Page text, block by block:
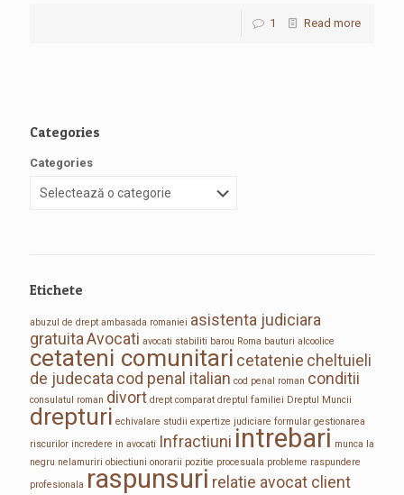
1 Read more
Categories
Categories
Etichete
abuzul de drept ambasada romaniei asistenta judiciara
gratuitaAvocati avocati stabiliti barou Roma bauturi alcoolice
cetateni comunitari cetatenie cheltuieli
de judecata cod penal italian cod penal roman conditii
consulatul roman divort drept comparat dreptul familiei Dreptul Muncii
drepturi echivalare studii expertize judiciare formular gestionarea
riscurilor incredere in avocati Infractiuni intrebari munca la
negru nelamuriri obiectiuni onorarii pozitie procesuala probleme raspundere
profesionala raspunsuri relatie avocat client